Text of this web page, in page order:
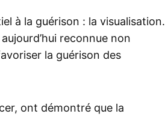
à la guérison : la visualisation.
reconnue non
la guérison des
ont démontré que la